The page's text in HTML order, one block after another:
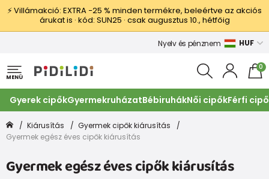
⚡ Villámakció: EXTRA −25 % minden termékre, beleértve az akciós
árukat is · kód: SUN25 · csak augusztus 10., hétfőig
Nyelv és pénznem HUF
MENÜ
0
Gyerek cipőkGyermekruházatBébiruhákNői cipőkFérfi
Kiárusítás
Gyermek cipők kiárusítás
Gyermek egész éves cipők kiárusítás
Gyermek egész éves cipők kiárusítás